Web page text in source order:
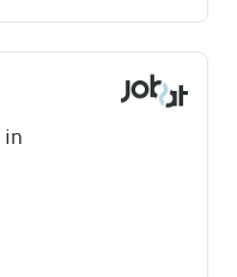
in